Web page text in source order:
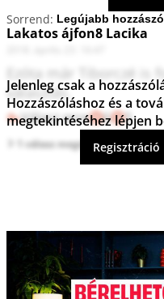
Sorrend:
Lakatos ájfon8 Lacika
Ezóta már Tiborczé is
választás.
Válasz erre 6 5
1 válasz megtekintése
Jelenleg csak a
Hozzászóláshoz és a
megtekintéséhez lépjen
Regisztráció